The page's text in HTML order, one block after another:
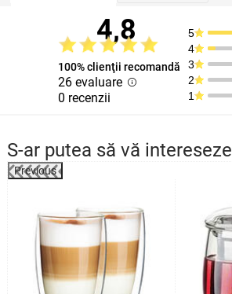
4,8
100% clienţii recomandă
26 evaluare
0 recenzii
5
4
3
2
1
S-ar putea să vă intereseze
Previous